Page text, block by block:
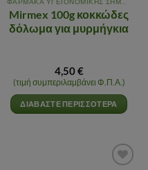
Mirmex 100g κοκκώδες
δόλωμα για μυρμήγκια
4,50€
(τιμή συμπεριλαμβάνει Φ.Π.Α.)
ΔΙΑΒΆΣΤΕ ΠΕΡΙΣΣΌΤΕΡΑ